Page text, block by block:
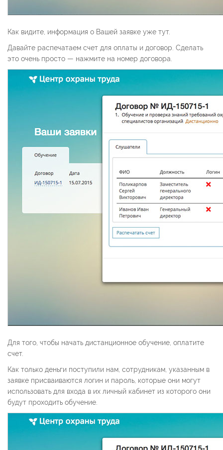
Как видите, информация о Вашей заявке уже тут.
Давайте распечатаем счет для оплаты и договор. Сделать
это очень просто — нажмите на номер договора.
Для того, чтобы начать дистанционное обучение, оплатите
счет.
Как только деньги поступили нам, сотрудникам, указанным в
заявке присваиваются логин и пароль, которые они могут
использовать для входа в их личный кабинет из которого они
будут проходить обучение.